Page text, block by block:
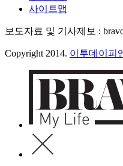
사이트맵
보도자료 및 기사제보 :
Copyright 2014. 이투데이피